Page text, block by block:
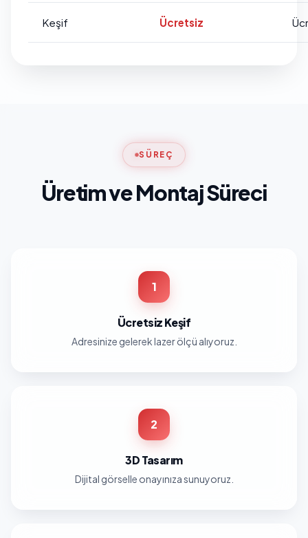
Keşif Ücretsiz
SÜREÇ
Üretim ve Montaj Süreci
1
Ücretsiz Keşif
Adresinize gelerek lazer ölçü alıyoruz.
2
3D Tasarım
Dijital görselle onayınıza sunuyoruz.